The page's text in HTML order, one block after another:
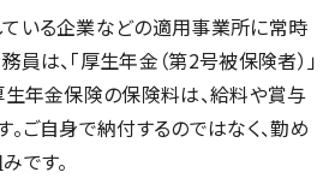
いる企業などの適用事業所に常時
は、「厚生年金（第2号被保険者）」
生年金保険の保険料は、給料や賞与
ご自身で納付するのではなく、勤め
です。